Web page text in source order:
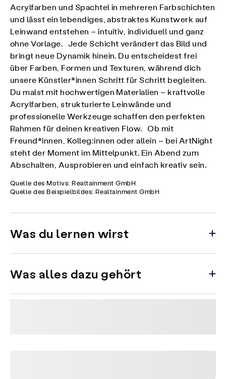
Acrylfarben und Spachtel in mehreren Farbschichten
und lässt ein lebendiges, abstraktes Kunstwerk auf
Leinwand entstehen – intuitiv, individuell und ganz
ohne Vorlage. Jede Schicht verändert das Bild und
bringt neue Dynamik hinein. Du entscheidest frei
über Farben, Formen und Texturen, während dich
unsere Künstler*innen Schritt für Schritt begleiten.
Du malst mit hochwertigen Materialien – kraftvolle
Acrylfarben, strukturierte Leinwände und
professionelle Werkzeuge schaffen den perfekten
Rahmen für deinen kreativen Flow. Ob mit
Freund*innen, Kolleg:innen oder allein – bei ArtNight
steht der Moment im Mittelpunkt. Ein Abend zum
Abschalten, Ausprobieren und einfach kreativ sein.
Quelle des Motivs: Realtainment GmbH
Quelle des Beispielbildes: Realtainment GmbH
Was du lernen wirst
Was alles dazu gehört